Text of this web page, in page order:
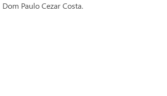
Dom Paulo Cezar Costa.